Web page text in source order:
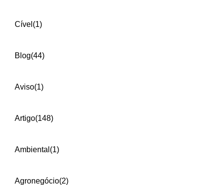
Cível (1)
Blog(44)
Aviso(1)
Artigo(148)
Ambiental (1)
Agronegócio(2)